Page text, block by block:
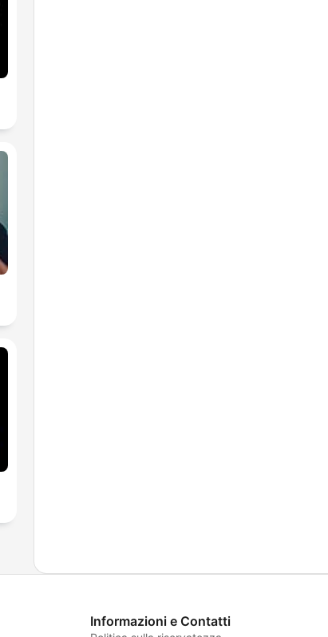
Informazioni e Contatti